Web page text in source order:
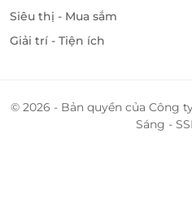
Siêu thị - Mua sắm
Giải trí - Tiện ích
© 2026 - Bản quyền của Công
Sáng -